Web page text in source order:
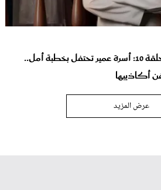
مسلسل "بنات عمير" الحلقة 10: أسرة عمير تحتفل بخطبة أمل..
أكاذيبها
عرض المزيد